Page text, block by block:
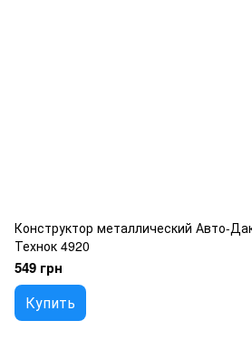
Конструктор металлический Авто-
Технок 4920
549 грн
Купить